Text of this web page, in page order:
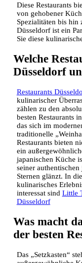
Diese Restaurants
von gehobener
Spezialitäten bis
Düsseldorf ist ein
Sie diese
Welche
Düsseldorf
Restaurants
kulinarischer
zählen zu den
besten Restaurants
das sich im
traditionelle
Restaurants bieten
ein
japanischen Küche
seiner
Sternen glänzt. In
kulinarisches
interessat sind Little
Düsseldorf
Was macht
der besten
Das „Setzkasten“